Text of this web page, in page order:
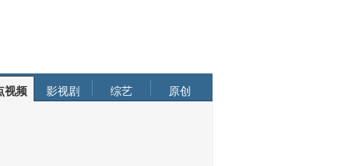
视频 影视剧 综艺 原创